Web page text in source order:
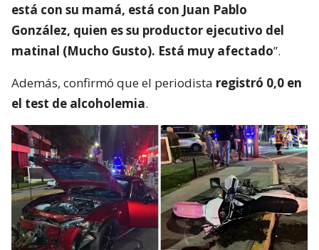
está con su mamá, está con Juan Pablo
González, quien es su productor ejecutivo del
matinal (Mucho Gusto). Está muy afectado”.
Además, confirmó que el periodista registró 0,0 en
el test de alcoholemia.